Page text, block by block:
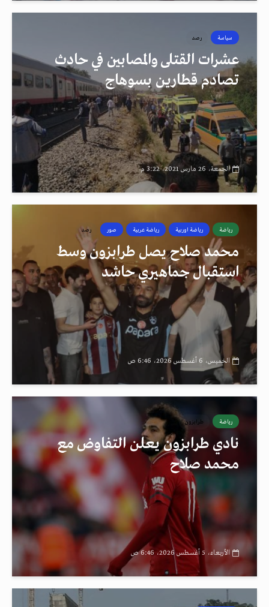
سياسة رصد
عشرات القتلى والمصابين في حادث
تصادم قطارين بسوهاج
الجمعة، 26 مارس 2021، 3:22 م
رياضة رياضة اوربية رياضة عربية صور رصد
محمد صلاح يصل طرابزون وسط
استقبال جماهيري حاشد
الخميس، 6 أغسطس 2026، 6:46 ص
رياضة طرابزون
نادي طرابزون يعلن التفاوض مع
محمد صلاح
الأربعاء، 5 أغسطس 2026، 6:46 ص